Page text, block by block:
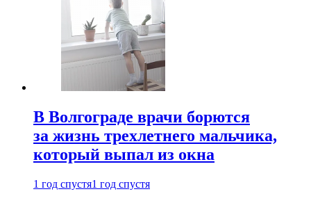
В Волгограде врачи борются
за жизнь трехлетнего мальчика,
который выпал из окна
1 год спустя1 год спустя